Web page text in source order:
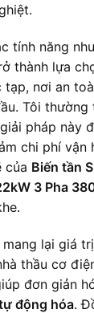
tính năng
thành lựa
tạp, nơi an
Tôi thường
pháp này
chi phí vận
của Biến tần
3 Pha
mang lại giá
thầu cơ
đơn giản
động hóa.